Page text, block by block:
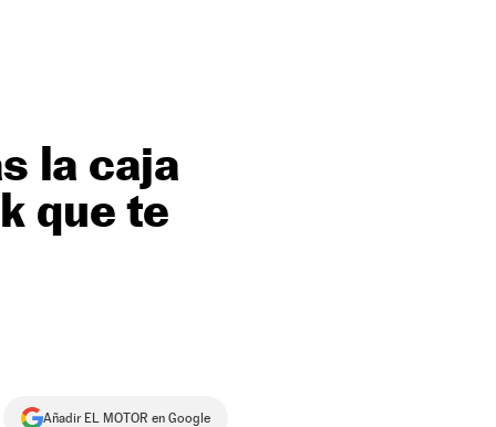
la caja
que te
Añadir EL MOTOR en Google